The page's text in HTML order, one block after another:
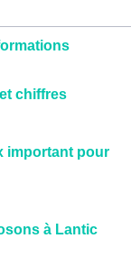
chiffres
important pour
à Lantic